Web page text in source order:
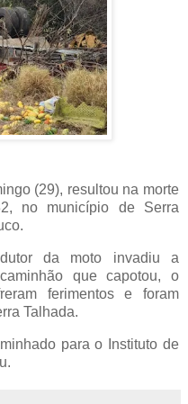
(29), resultou na morte
no município de Serra
da moto invadiu a
que capotou, o
ferimentos e foram
Talhada.
para o Instituto de